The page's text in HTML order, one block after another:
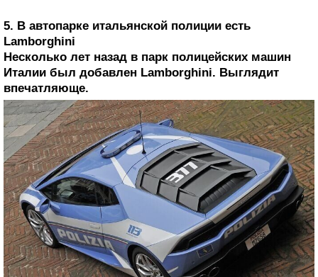
5. В автопарке итальянской полиции есть
Lamborghini
Несколько лет назад в парк полицейских машин
Италии был добавлен Lamborghini. Выглядит
впечатляюще.